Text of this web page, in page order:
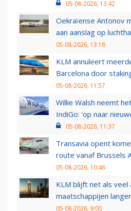
05-08-2026, 13:42
Oekraïense Antonov
aan aanslag op
05-08-2026, 13:18
KLM annuleert
Barcelona door
05-08-2026, 11:57
Willie Walsh neemt
IndiGo: 'op naar
05-08-2026, 11:37
Transavia opent
route vanaf Brussels
05-08-2026, 10:46
KLM blijft net als veel
maatschappijen
05-08-2026, 9:00